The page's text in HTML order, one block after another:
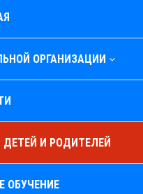
ОРГАНИЗАЦИИ
И РОДИТЕЛЕЙ
ОБУЧЕНИЕ